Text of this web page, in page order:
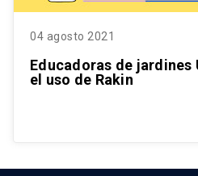
04 agosto 2021
Educadoras de jardines
el uso de Rakin